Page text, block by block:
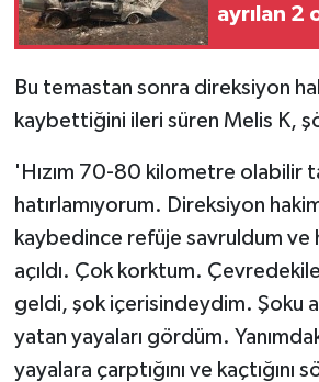
ayrılan 2
Bu temastan sonra direksiyon
kaybettiğini ileri süren Melis K,
'Hızım 70-80 kilometre olabilir
hatırlamıyorum. Direksiyon
kaybedince refüje savruldum ve
açıldı. Çok korktum.
geldi, şok içerisindeydim. Şoku
yatan yayaları gördüm.
yayalara çarptığını ve kaçtığını